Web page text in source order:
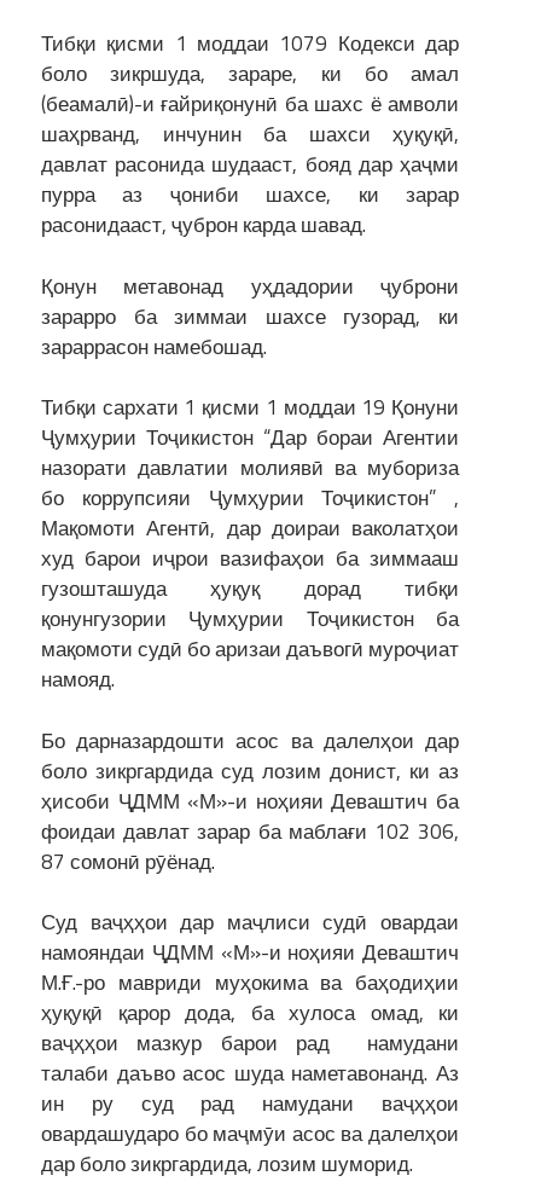
Тибқи қисми 1 моддаи 1079 Кодекси дар
боло зикршуда, зараре, ки бо амал
(беамалӣ)-и ғайриқонунӣ ба шахс ё амволи
шаҳрванд, инчунин ба шахси ҳуқуқӣ,
давлат расонида шудааст, бояд дар ҳаҷми
пурра аз ҷониби шахсе, ки зарар
расонидааст, ҷуброн карда шавад.
Қонун метавонад уҳдадории ҷуброни
зарарро ба зиммаи шахсе гузорад, ки
зараррасон намебошад.
Тибқи сархати 1 қисми 1 моддаи 19 Қонуни
Ҷумҳурии Тоҷикистон “Дар бораи Агентии
назорати давлатии молиявӣ ва мубориза
бо коррупсияи Ҷумҳурии Тоҷикистон” ,
Мақомоти Агентӣ, дар доираи ваколатҳои
худ барои иҷрои вазифаҳои ба зиммааш
гузошташуда ҳуқуқ дорад тибқи
қонунгузории Ҷумҳурии Тоҷикистон ба
мақомоти судӣ бо аризаи даъвогӣ муроҷиат
намояд.
Бо дарназардошти асос ва далелҳои дар
боло зикргардида суд лозим донист, ки аз
ҳисоби ҶДММ «М»-и ноҳияи Деваштич ба
фоидаи давлат зарар ба маблағи 102 306,
87 сомонӣ рӯёнад.
Суд ваҷҳҳои дар маҷлиси судӣ овардаи
намояндаи ҶДММ «М»-и ноҳияи Деваштич
М.Ғ.-ро мавриди муҳокима ва баҳодиҳии
ҳуқуқӣ қарор дода, ба хулоса омад, ки
ваҷҳҳои мазкур барои рад намудани
талаби даъво асос шуда наметавонанд. Аз
ин ру суд рад намудани ваҷҳҳои
овардашударо бо маҷмӯи асос ва далелҳои
дар боло зикргардида, лозим шуморид.